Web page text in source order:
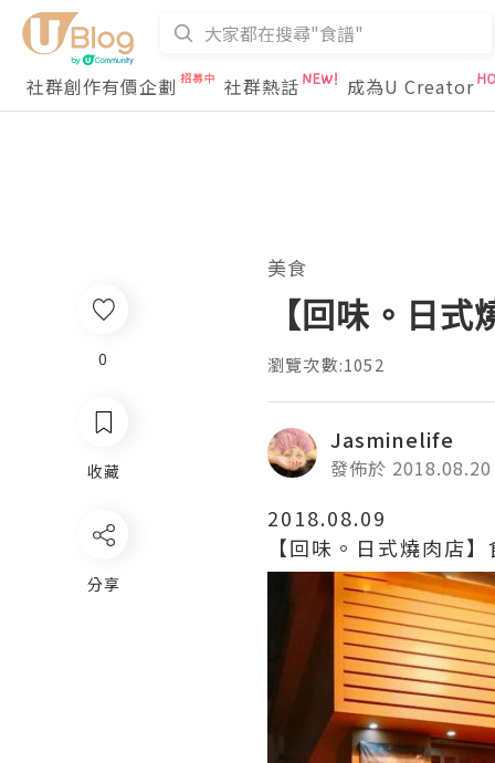
社群創作有價企劃 社群熱話 成為U Creator
0
收藏
分享
美食
【回味。日
瀏覽次數:1052
Jasminelife
發佈於 2018.08.20
2018.08.09
【回味。日式燒肉店